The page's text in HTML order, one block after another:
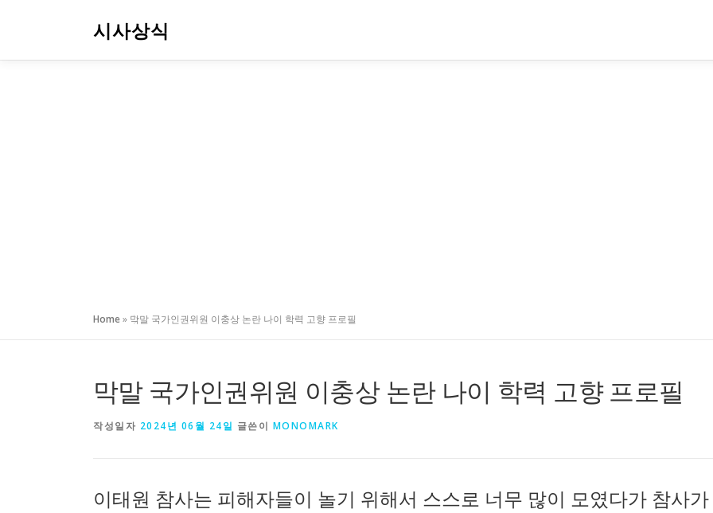
로
시사상식
Home» 막말 국가인권위원 이충상 논란 나이 학력 고향 프로필
막말 국가인권위원 이충상 논란 나이 학력 고향 프로필
작성일자 2024년 06월 24일 글쓴이 MONOMARK
이태원 참사는 피해자들이 놀기 위해서 스스로 너무 많이 모였다가 참사가